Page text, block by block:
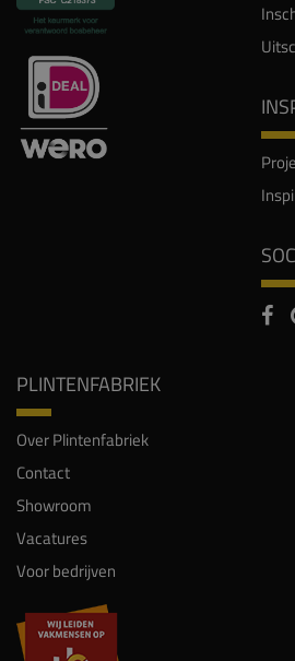
PLINTENFABRIEK
Over Plintenfabriek
Contact
Showroom
Vacatures
Voor bedrijven